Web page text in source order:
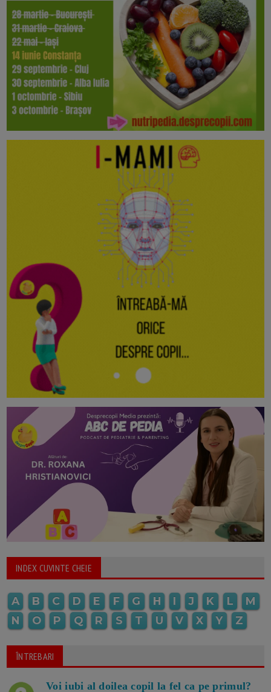
INDEX CUVINTE CHEIE
A B C D E F G H I J K L
M
N
O P Q R S T U V X Y Z
ÎNTREBARI
Voi iubi al doilea copil la fel ca pe primul?